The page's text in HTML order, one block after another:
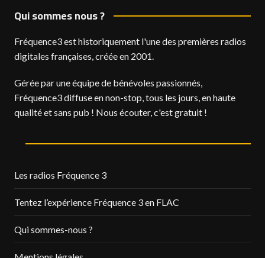
Qui sommes nous ?
Fréquence3 est historiquement l'une des premières radios
digitales françaises, créée en 2001.
Gérée par une équipe de bénévoles passionnés,
Fréquence3 diffuse en non-stop, tous les jours, en haute
qualité et sans pub ! Nous écouter, c'est gratuit !
Les radios Fréquence 3
Tentez l’expérience Fréquence 3 en FLAC
Qui sommes-nous ?